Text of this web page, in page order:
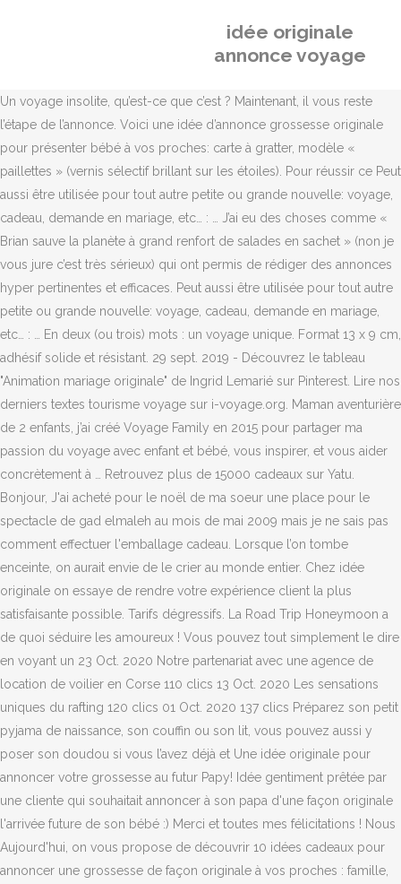
idée originale
annonce voyage
Un voyage insolite, qu’est-ce que c’est ? Maintenant, il vous reste
l’étape de l’annonce. Voici une idée d’annonce grossesse originale
pour présenter bébé à vos proches: carte à gratter, modèle «
paillettes » (vernis sélectif brillant sur les étoiles). Pour réussir ce Peut
aussi être utilisée pour tout autre petite ou grande nouvelle: voyage,
cadeau, demande en mariage, etc… : … J’ai eu des choses comme «
Brian sauve la planète à grand renfort de salades en sachet » (non je
vous jure c’est très sérieux) qui ont permis de rédiger des annonces
hyper pertinentes et efficaces. Peut aussi être utilisée pour tout autre
petite ou grande nouvelle: voyage, cadeau, demande en mariage,
etc… : … En deux (ou trois) mots : un voyage unique. Format 13 x 9 cm,
adhésif solide et résistant. 29 sept. 2019 - Découvrez le tableau
"Animation mariage originale" de Ingrid Lemarié sur Pinterest. Lire nos
derniers textes tourisme voyage sur i-voyage.org. Maman aventurière
de 2 enfants, j’ai créé Voyage Family en 2015 pour partager ma
passion du voyage avec enfant et bébé, vous inspirer, et vous aider
concrètement à … Retrouvez plus de 15000 cadeaux sur Yatu.
Bonjour, J'ai acheté pour le noël de ma soeur une place pour le
spectacle de gad elmaleh au mois de mai 2009 mais je ne sais pas
comment effectuer l'emballage cadeau. Lorsque l’on tombe
enceinte, on aurait envie de le crier au monde entier. Chez idée
originale on essaye de rendre votre expérience client la plus
satisfaisante possible. Tarifs dégressifs. La Road Trip Honeymoon a
de quoi séduire les amoureux ! Vous pouvez tout simplement le dire
en voyant un 23 Oct. 2020 Notre partenariat avec une agence de
location de voilier en Corse 110 clics 13 Oct. 2020 Les sensations
uniques du rafting 120 clics 01 Oct. 2020 137 clics Préparez son petit
pyjama de naissance, son couffin ou son lit, vous pouvez aussi y
poser son doudou si vous l’avez déjà et Une idée originale pour
annoncer votre grossesse au futur Papy! Idée gentiment prêtée par
une cliente qui souhaitait annoncer à son papa d'une façon originale
l'arrivée future de son bébé :) Merci et toutes mes félicitations ! Nous
Aujourd'hui, on vous propose de découvrir 10 idées cadeaux pour
annoncer une grossesse de façon originale à vos proches : famille,